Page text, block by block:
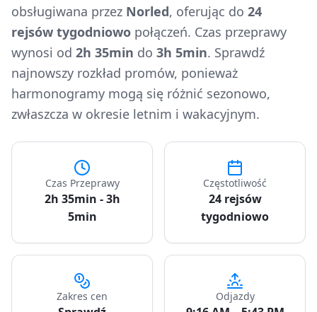
obsługiwana przez Norled, oferując do 24
rejsów tygodniowo połączeń. Czas przeprawy
wynosi od 2h 35min do 3h 5min. Sprawdź
najnowszy rozkład promów, ponieważ
harmonogramy mogą się różnić sezonowo,
zwłaszcza w okresie letnim i wakacyjnym.
Czas Przeprawy
2h 35min - 3h
5min
Częstotliwość
24 rejsów
tygodniowo
Zakres cen Odjazdy